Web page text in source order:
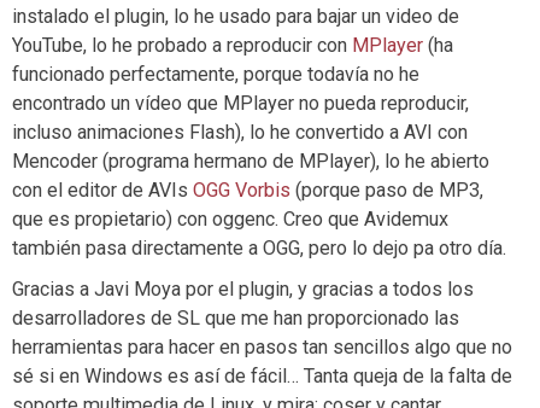
instalado el plugin, lo he usado para bajar un video de
YouTube, lo he probado a reproducir con MPlayer (ha
funcionado perfectamente, porque todavía no he
encontrado un vídeo que MPlayer no pueda reproducir,
incluso animaciones Flash), lo he convertido a AVI con
Mencoder (programa hermano de MPlayer), lo he abierto
con el editor de AVIs OGG Vorbis (porque paso de MP3,
que es propietario) con oggenc. Creo que Avidemux
también pasa directamente a OGG, pero lo dejo pa otro día.
Gracias a Javi Moya por el plugin, y gracias a todos los
desarrolladores de SL que me han proporcionado las
herramientas para hacer en pasos tan sencillos algo que no
sé si en Windows es así de fácil… Tanta queja de la falta de